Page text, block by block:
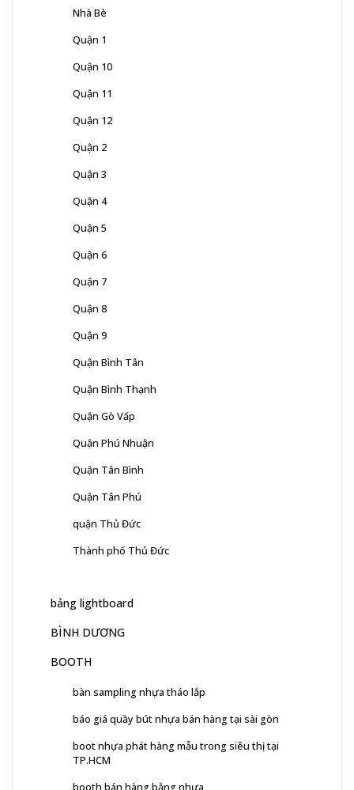
Nhà Bè
Quận 1
Quận 10
Quận 11
Quận 12
Quận 2
Quận 3
Quận 4
Quận 5
Quận 6
Quận 7
Quận 8
Quận 9
Quận Bình Tân
Quận Bình Thạnh
Quận Gò Vấp
Quận Phú Nhuận
Quận Tân Bình
Quận Tân Phú
quận Thủ Đức
Thành phố Thủ Đức
bảng lightboard
BÌNH DƯƠNG
BOOTH
bàn sampling nhựa tháo lắp
báo giá quầy bút nhựa bán hàng tại sài gòn
boot nhựa phát hàng mẫu trong siêu thị tại
TP.HCM
booth bán hàng bằng nhựa